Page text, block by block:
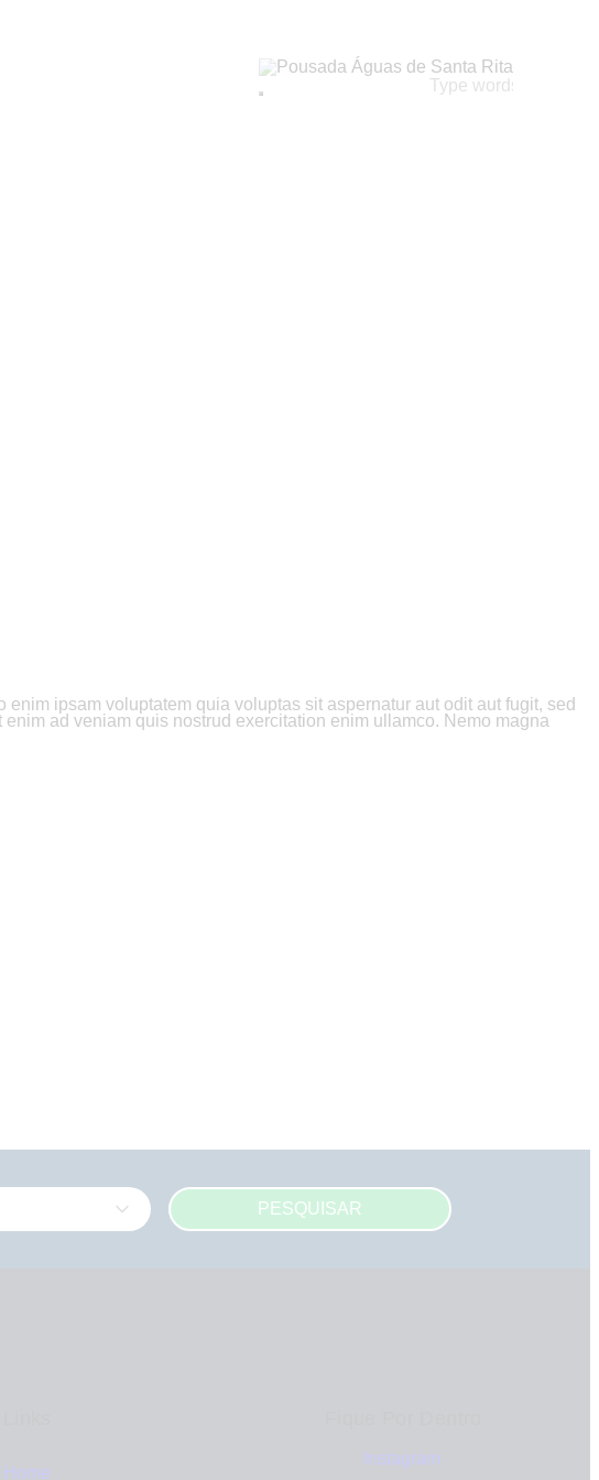
ipsam voluptatem quia voluptas sit aspernatur aut odit aut fugit, sed
ad veniam quis nostrud exercitation enim ullamco. Nemo magna
PESQUISAR
Home
Instagram